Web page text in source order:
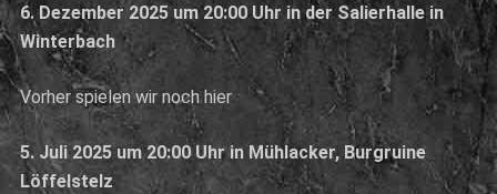
6. Dezember 2025 um 20:00 Uhr in der Salierhalle in
Winterbach
Vorher spielen wir noch hier
5. Juli 2025 um 20:00 Uhr in Mühlacker, Burgruine
Löffelstelz